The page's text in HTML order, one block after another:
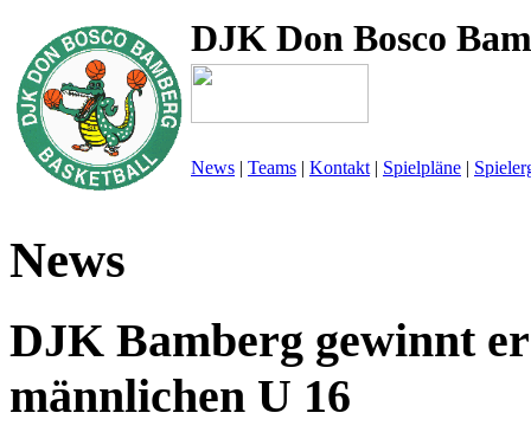
DJK Don Bosco
News | Teams | Kontakt | Spielpläne |
News
DJK Bamberg gewinnt
männlichen U 16